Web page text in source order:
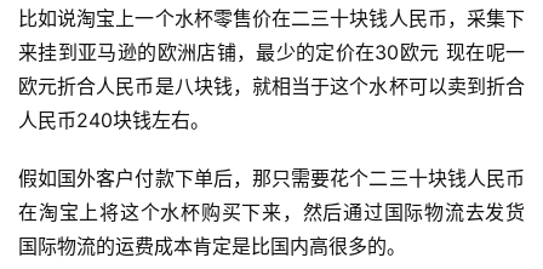
社
媒
营
销
跨
境
导
航
比如说淘宝上一个水杯零售价在二三十块钱人民币，采集下
来挂到亚马逊的欧洲店铺，最少的定价在30欧元 现在呢一
欧元折合人民币是八块钱，就相当于这个水杯可以卖到折合
人民币240块钱左右。
假如国外客户付款下单后，那只需要花个二三十块钱人民币
在淘宝上将这个水杯购买下来，然后通过国际物流去发货
国际物流的运费成本肯定是比国内高很多的。